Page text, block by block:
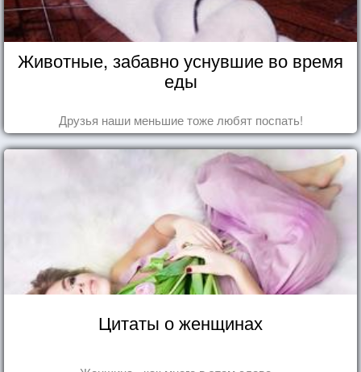
Животные, забавно уснувшие во время
еды
Друзья наши меньшие тоже любят поспать!
Цитаты о женщинах